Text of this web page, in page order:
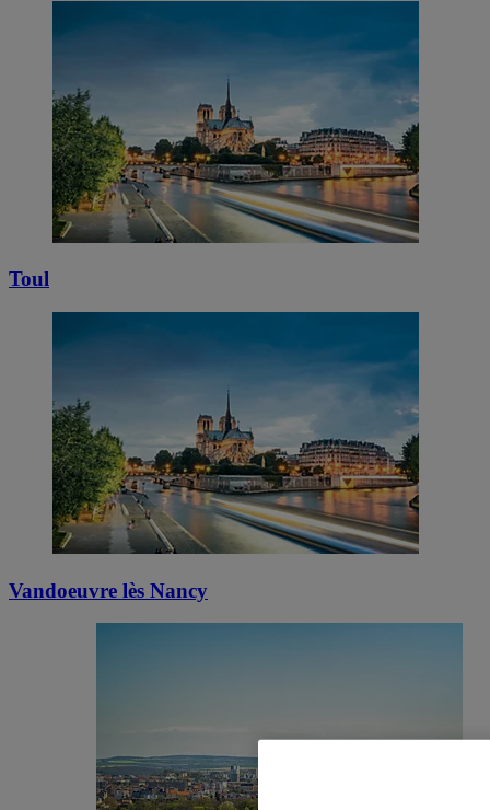
Toul
Vandoeuvre lès Nancy